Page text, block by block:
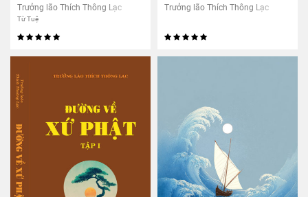
Trưởng lão Thích Thông Lạc
Từ Tuệ
Trưởng lão Thích Thông Lạc